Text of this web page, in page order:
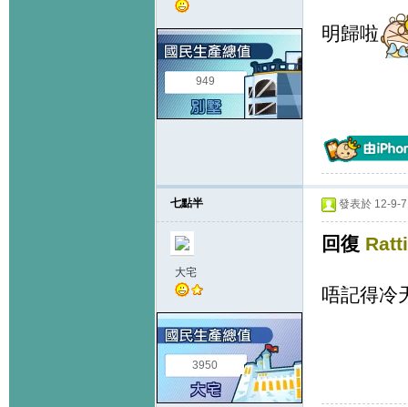
949
明歸啦
七點半
大宅
3950
發表於 12-9-
回復
唔記得冷